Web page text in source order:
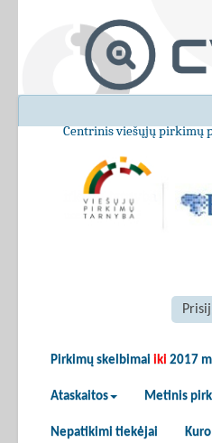
Centrinis viešųjų pirkimų
Pirkimų skelbimai iki 2017
Ataskaitos Metinis
Nepatikimi tiekėjai